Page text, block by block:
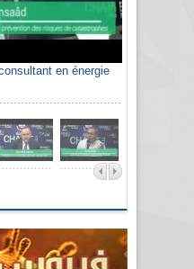
en énergie